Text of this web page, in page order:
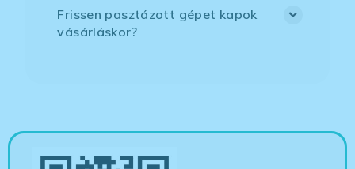
Frissen pasztázott gépet kapok
vásárláskor?